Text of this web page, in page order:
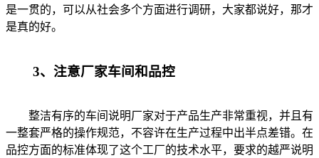
是一贯的，可以从社会多个方面进行调研，大家都说好，那才
是真的好。
3、注意厂家车间和品控
整洁有序的车间说明厂家对于产品生产非常重视，并且有
一整套严格的操作规范，不容许在生产过程中出半点差错。在
品控方面的标准体现了这个工厂的技术水平，要求的越严说明